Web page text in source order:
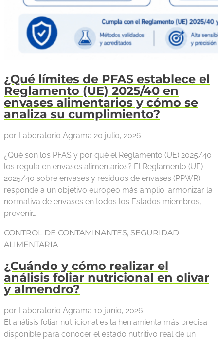
¿Qué límites de PFAS establece el
Reglamento (UE) 2025/40 en
envases alimentarios y cómo se
analiza su cumplimiento?
por Laboratorio Agrama 20 julio, 2026
¿Qué son los PFAS y por qué el Reglamento (UE) 2025/40
los regula en envases alimentarios? El Reglamento (UE)
2025/40 sobre envases y residuos de envases (PPWR)
responde a un objetivo europeo más amplio: armonizar la
normativa de envases en todos los Estados miembros,
prevenir…
CONTROL DE CONTAMINANTES, SEGURIDAD
ALIMENTARIA
¿Cuándo y cómo realizar el
análisis foliar nutricional en olivar
y almendro?
por Laboratorio Agrama 10 junio, 2026
El análisis foliar nutricional es la herramienta más precisa
disponible para conocer el estado nutritivo real de un